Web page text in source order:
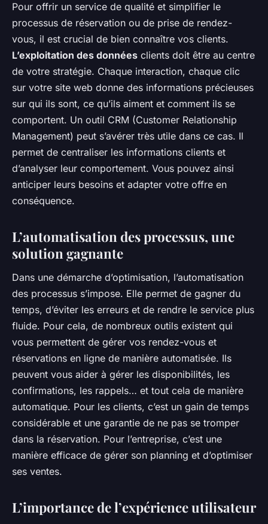
Pour offrir un service de qualité et simplifier le
processus de réservation ou de prise de rendez-
vous, il est crucial de bien connaître vos clients.
L’exploitation des données clients doit être au centre
de votre stratégie. Chaque interaction, chaque clic
sur votre site web donne des informations précieuses
sur qui ils sont, ce qu’ils aiment et comment ils se
comportent. Un outil CRM (Customer Relationship
Management) peut s’avérer très utile dans ce cas. Il
permet de centraliser les informations clients et
d’analyser leur comportement. Vous pouvez ainsi
anticiper leurs besoins et adapter votre offre en
conséquence.
L’automatisation des processus, une
solution gagnante
Dans une démarche d’optimisation, l’automatisation
des processus s’impose. Elle permet de gagner du
temps, d’éviter les erreurs et de rendre le service plus
fluide. Pour cela, de nombreux outils existent qui
vous permettent de gérer vos rendez-vous et
réservations en ligne de manière automatisée. Ils
peuvent vous aider à gérer les disponibilités, les
confirmations, les rappels… et tout cela de manière
automatique. Pour les clients, c’est un gain de temps
considérable et une garantie de ne pas se tromper
dans la réservation. Pour l’entreprise, c’est une
manière efficace de gérer son planning et d’optimiser
ses ventes.
L’importance de l’expérience utilisateur